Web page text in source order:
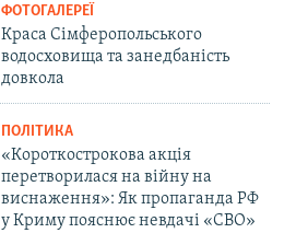
ФОТОГАЛЕРЕЇ
Краса Сімферопольського
водосховища та занедбаність
довкола
ПОЛІТИКА
«Короткострокова акція
перетворилася на війну на
виснаження»: Як пропаганда РФ
у Криму пояснює невдачі «СВО»